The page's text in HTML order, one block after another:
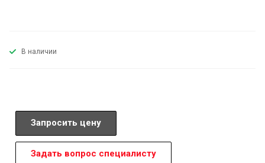
В наличии
Запросить цену
Задать вопрос специалисту